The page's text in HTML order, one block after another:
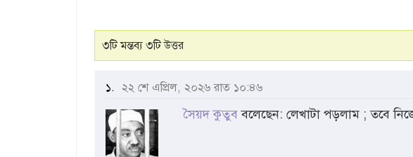
৩টি মন্তব্য ৩টি উত্তর
১. ২২ শে এপ্রিল, ২০২৬ রাত ১০:৪৬
সৈয়দ কুতুববলেছেন: লেখাটা পড়লাম ; তবে